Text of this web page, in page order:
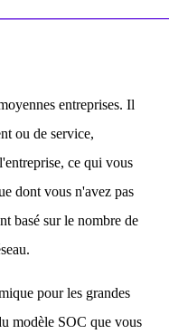
entreprises. Il
ou de service,
ce qui vous
dont vous n'avez pas
basé sur le nombre de
pour les grandes
modèle SOC que vous